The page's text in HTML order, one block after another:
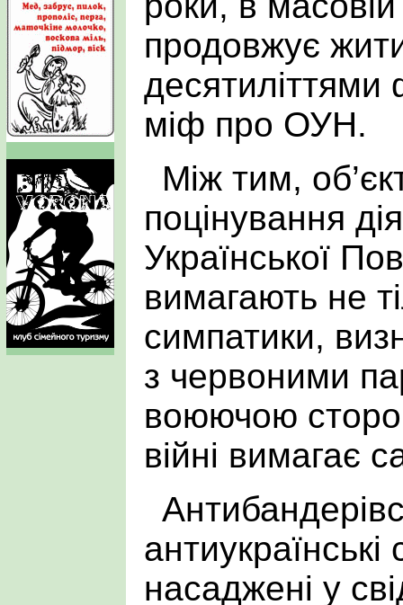
продовжує
десятиліттями
міф про ОУН.
Між тим,
поцінування
Української
вимагають не
симпатики,
з червоними
воюючою
війні вимагає
насаджені у